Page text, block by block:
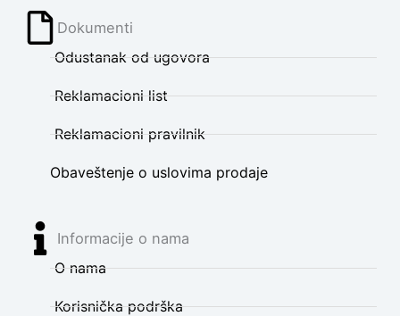
Dokumenti
Odustanak od ugovora
Reklamacioni list
Reklamacioni pravilnik
Obaveštenje o uslovima prodaje
Informacije o nama
O nama
Korisnička podrška